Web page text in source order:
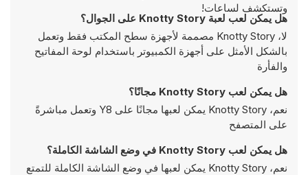
وتستكشف لساعات!
هل يمكن لعب لعبة Knotty Story على الجوال؟
لا، Knotty Story مصممة لأجهزة سطح المكتب فقط وتعمل
بالشكل الأمثل على أجهزة الكمبيوتر باستخدام لوحة المفاتيح
والفأرة
هل يمكن لعب Knotty Story مجانًا؟
نعم، Knotty Story يمكن لعبها مجانًا على Y8 وتعمل مباشرةً
على المتصفح
هل يمكن لعب Knotty Story في وضع الشاشة الكاملة؟
نعم، Knotty Story يمكن لعبها في وضع الشاشة الكاملة للتمتع